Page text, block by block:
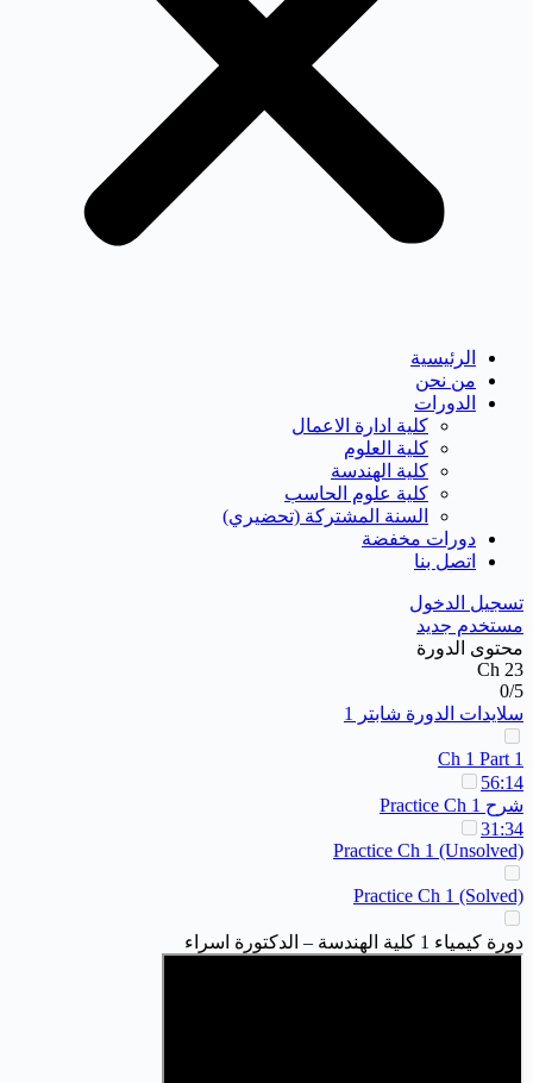
الرئيسية
من نحن
الدورات
كلية ادارة الاعمال
كلية العلوم
كلية الهندسة
كلية علوم الحاسب
السنة المشتركة (تحضيري)
دورات مخفضة
اتصل بنا
تسجيل الدخول
مستخدم جديد
محتوى الدورة
Ch 23
0/5
سلايدات الدورة شابتر 1
Ch 1 Part 1
56:14
شرح Practice Ch 1
31:34
Practice Ch 1 (Unsolved)
Practice Ch 1 (Solved)
دورة كيمياء 1 كلية الهندسة – الدكتورة اسراء